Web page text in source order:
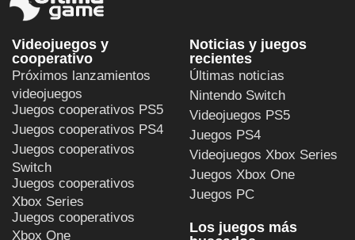
Videojuegos y
cooperativo
Próximos lanzamientos
videojuegos
Juegos cooperativos PS5
Juegos cooperativos PS4
Juegos cooperativos
Switch
Juegos cooperativos
Xbox Series
Juegos cooperativos
Noticias y juegos
recientes
Últimas noticias
Nintendo Switch
Videojuegos PS5
Juegos PS4
Videojuegos Xbox Series
Juegos Xbox One
Juegos PC
Los juegos más